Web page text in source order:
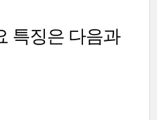
특징은 다음과